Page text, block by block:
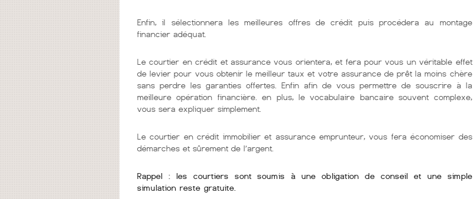
Enfin, il sélectionnera les meilleures offres de crédit puis procédera au montage
financier adéquat.
Le courtier en crédit et assurance vous orientera, et fera pour vous un véritable effet
de levier pour vous obtenir le meilleur taux et votre assurance de prêt la moins chère
sans perdre les garanties offertes. Enfin afin de vous permettre de souscrire à la
meilleure opération financière. en plus, le vocabulaire bancaire souvent complexe,
vous sera expliquer simplement.
Le courtier en crédit immobilier et assurance emprunteur, vous fera économiser des
démarches et sûrement de l’argent.
Rappel : les courtiers sont soumis à une obligation de conseil et une simple
simulation reste gratuite.